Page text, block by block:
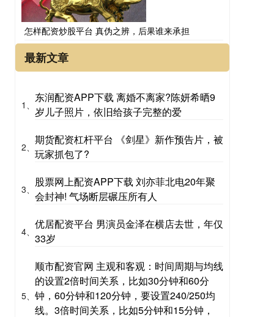
怎样配资炒股平台 真伪之辨，后果谁来承担
最新文章
1、
东润配资APP下载 离婚不离家?陈妍希晒9
岁儿子照片，依旧给孩子完整的爱
2、
期货配资杠杆平台 《剑星》新作预告片，被
玩家抓包了?
3、
股票网上配资APP下载 刘亦菲北电20年聚
会封神! 气场断层碾压所有人
4、
优居配资平台 男演员金泽在横店去世，年仅
33岁
5、
顺市配资官网 主观和客观：时间周期与均线
的设置2倍时间关系，比如30分钟和60分
钟，60分钟和120分钟，要设置240/250均
线。3倍时间关系，比如5分钟和15分钟，